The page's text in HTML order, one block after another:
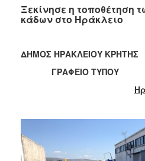
2022
2021
2019
2018
2013
Ξεκίνησε η τοποθέτηση
κάδων στο Ηράκλειο
ΔΗΜΟΣ ΗΡΑΚΛΕΙΟΥ ΚΡΗΤΗΣ
ΓΡΑΦΕΙΟ ΤΥΠΟΥ